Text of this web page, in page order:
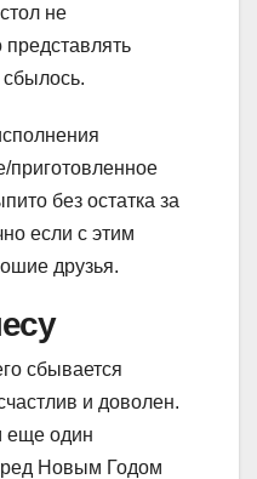
не
сбылось.
приготовленное
без остатка за
если с этим
друзья.
сбывается
и доволен.
еще один
Новым Годом